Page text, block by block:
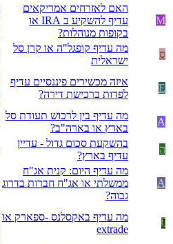
M
האם לאזרחים אמריקאים
עדיף להשקיע ב IRA או
בקופות מנוהלות?
ס
מה עדיף קופגל"ה או קרן סל
ישראלית
E
איזה מכשירים פיננסיים עדיף
לפדות ברכישת דירה?
A
מה עדיף בין לרכוש תעודת סל
בארץ או בארה"ב?
ה
בהשקעת סכום גדול - עדיין
עדיף בארץ?
A
מה עדיף היום: קנית אג"ח
ממשלתי או אג"ח חברות בדרוג
גבוה?
J
מה עדיף באקסלנס -ספארק או
extrade